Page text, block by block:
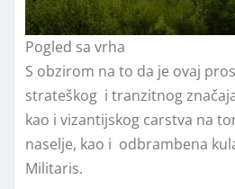
Pogled sa vrha
S obzirom na to da je ovaj
strateškog i tranzitnog
kao i vizantijskog carstva na
naselje, kao i odbrambena
Militaris.